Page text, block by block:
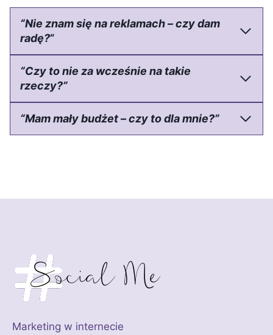
“Nie znam się na reklamach – czy dam
radę?”
“Czy to nie za wcześnie na takie
rzeczy?”
“Mam mały budżet – czy to dla mnie?”
Marketing w internecie